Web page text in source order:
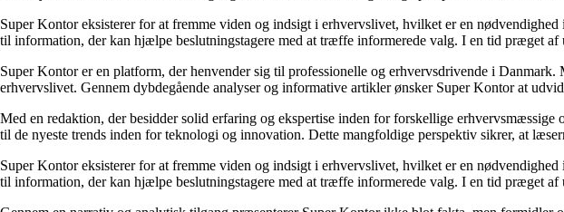
Super Kontor eksisterer for at fremme viden og indsigt i erhvervslivet, hvilket er en
til information, der kan hjælpe beslutningstagere med at træffe informerede valg. I en tid præget
Super Kontor er en platform, der henvender sig til professionelle og erhvervsdrivende i
erhvervslivet. Gennem dybdegående analyser og informative artikler ønsker Super Kontor at
Med en redaktion, der besidder solid erfaring og ekspertise inden for forskellige
til de nyeste trends inden for teknologi og innovation. Dette mangfoldige perspektiv sikrer, at
Super Kontor eksisterer for at fremme viden og indsigt i erhvervslivet, hvilket er en
til information, der kan hjælpe beslutningstagere med at træffe informerede valg. I en tid præget